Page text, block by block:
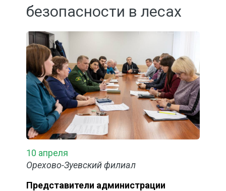
безопасности в лесах
10 апреля
Орехово-Зуевский филиал
Представители администрации